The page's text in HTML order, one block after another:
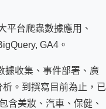
平台爬蟲數據應用、
GA4。
據收集、事件部署、廣
。到撰寫目前為止，已
含美妝、汽車、保健、